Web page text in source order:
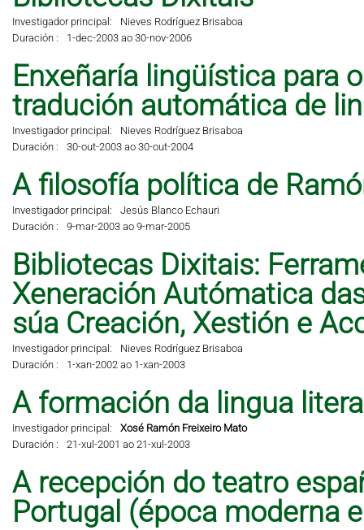
Investigador principal:
Nieves Rodríguez Brisaboa
Duración :
1-dec-2003 ao 30-nov-2006
Enxeñaría lingüística para
tradución automática de
Investigador principal:
Nieves Rodríguez Brisaboa
Duración :
30-out-2003 ao 30-out-2004
A filosofía política de
Investigador principal:
Jesús Blanco Echauri
Duración :
9-mar-2003 ao 9-mar-2005
Bibliotecas Dixitais:
Xeneración Autómatica
súa Creación, Xestión e
Investigador principal:
Nieves Rodríguez Brisaboa
Duración :
1-xan-2002 ao 1-xan-2003
A formación da lingua
Investigador principal:
Xosé Ramón Freixeiro Mato
Duración :
21-xul-2001 ao 21-xul-2003
A recepción do teatro
Portugal (época moderna